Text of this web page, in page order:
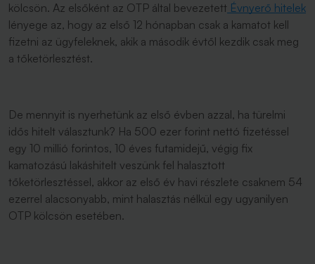
kölcsön. Az elsőként az OTP által bevezetett Évnyerő hitelek
lényege az, hogy az első 12 hónapban csak a kamatot kell
fizetni az ügyfeleknek, akik a második évtől kezdik csak meg
a tőketörlesztést.
De mennyit is nyerhetünk az első évben azzal, ha türelmi
idős hitelt választunk? Ha 500 ezer forint nettó fizetéssel
egy 10 millió forintos, 10 éves futamidejű, végig fix
kamatozású lakáshitelt veszünk fel halasztott
tőketörlesztéssel, akkor az első év havi részlete csaknem 54
ezerrel alacsonyabb, mint halasztás nélkül egy ugyanilyen
OTP kölcsön esetében.